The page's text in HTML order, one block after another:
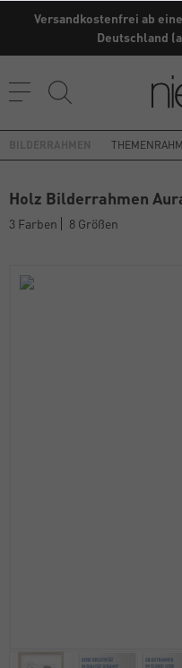
Versandkostenfrei ab
Deutschland
Holz Bilderrahmen
3 Farben 8 Größen